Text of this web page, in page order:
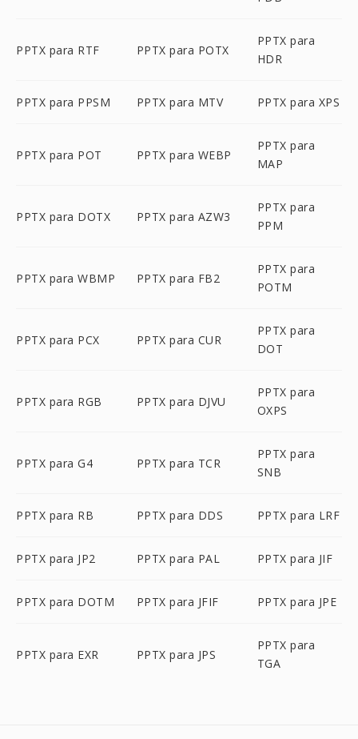
PPTX para RTF PPTX para POTX
PPTX para
HDR
PPTX para PPSM PPTX para MTV PPTX para XPS
PPTX para POT PPTX para WEBP
PPTX para
MAP
PPTX para DOTX PPTX para AZW3
PPTX para
PPM
PPTX para WBMP PPTX para FB2
PPTX para
POTM
PPTX para PCX PPTX para CUR
PPTX para
DOT
PPTX para RGB PPTX para DJVU
PPTX para
OXPS
PPTX para G4 PPTX para TCR
PPTX para
SNB
PPTX para RB PPTX para DDS PPTX para LRF
PPTX para JP2 PPTX para PAL PPTX para JIF
PPTX para DOTM PPTX para JFIF PPTX para JPE
PPTX para EXR PPTX para JPS
PPTX para
TGA